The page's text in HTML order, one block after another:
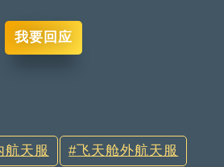
我要回应
航天服 飞天舱外航天服